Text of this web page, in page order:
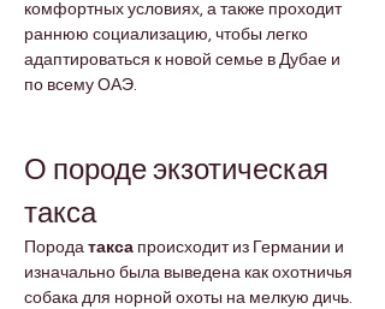
комфортных условиях, а также проходит
раннюю социализацию, чтобы легко
адаптироваться к новой семье в Дубае и
по всему ОАЭ.
О породе экзотическая
такса
Порода такса происходит из Германии и
изначально была выведена как охотничья
собака для норной охоты на мелкую дичь.